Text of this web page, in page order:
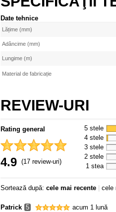
Date tehnice
Lățime (mm)
Adâncime (mm)
Lungime (m)
Material de fabricație
REVIEW-URI
Rating general
4.9 (17 review-uri)
5 stele
4 stele
3 stele
2 stele
1 stea
Sortează după: cele mai recente cele
Patrick 5 acum 1 lună